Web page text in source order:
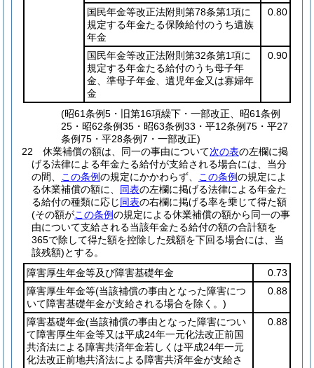
国民年金等改正法附則第78条第1項に
規定する年金たる保険給付のうち遺族
年金
0.80
国民年金等改正法附則第32条第1項に
規定する年金たる給付のうち母子年
金、準母子年金、遺児年金又は寡婦年
金
0.90
(昭61条例5・旧第16項繰下・一部改正、昭61条例
25・昭62条例35・昭63条例33・平12条例75・平27
条例75・平28条例7・一部改正)
22
休業補償の額は、同一の事由について次の表の左欄に掲
げる法律による年金たる給付が支給される場合には、当分
の間、
この条例の規定にかかわらず、 この条例の規定によ
る休業補償の額に、 同表の左欄に掲げる法律による年金た
る給付の種類に応じ同表の右欄に掲げる率を乗じて得た額
(その額がこの条例の規定による休業補償の額から同一の事
由について支給される当該年金たる給付の額の合計額を
365で除して得た額を控除した残額を下回る場合には、当
該残額)とする。
障害厚生年金等及び障害基礎年金
0.73
障害厚生年金等(当該補償の事由となった障害につ
いて障害基礎年金が支給される場合を除く。)
0.88
障害基礎年金(当該補償の事由となった障害につい
て障害厚生年金等又は平成24年一元化法改正前国
共済法による障害共済年金若しくは平成24年一元
化法改正前地共済法による障害共済年金が支給さ
0.88